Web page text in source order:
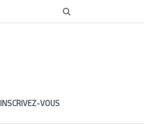
INSCRIVEZ-VOUS